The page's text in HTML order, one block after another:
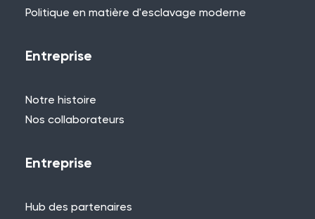
Besoin d'aide ?
+44 (0)115 957 8282 - Royaume-Uni
Politique en matière d'esclavage moderne
Entreprise
Notre histoire
Nos collaborateurs
Entreprise
Hub des partenaires